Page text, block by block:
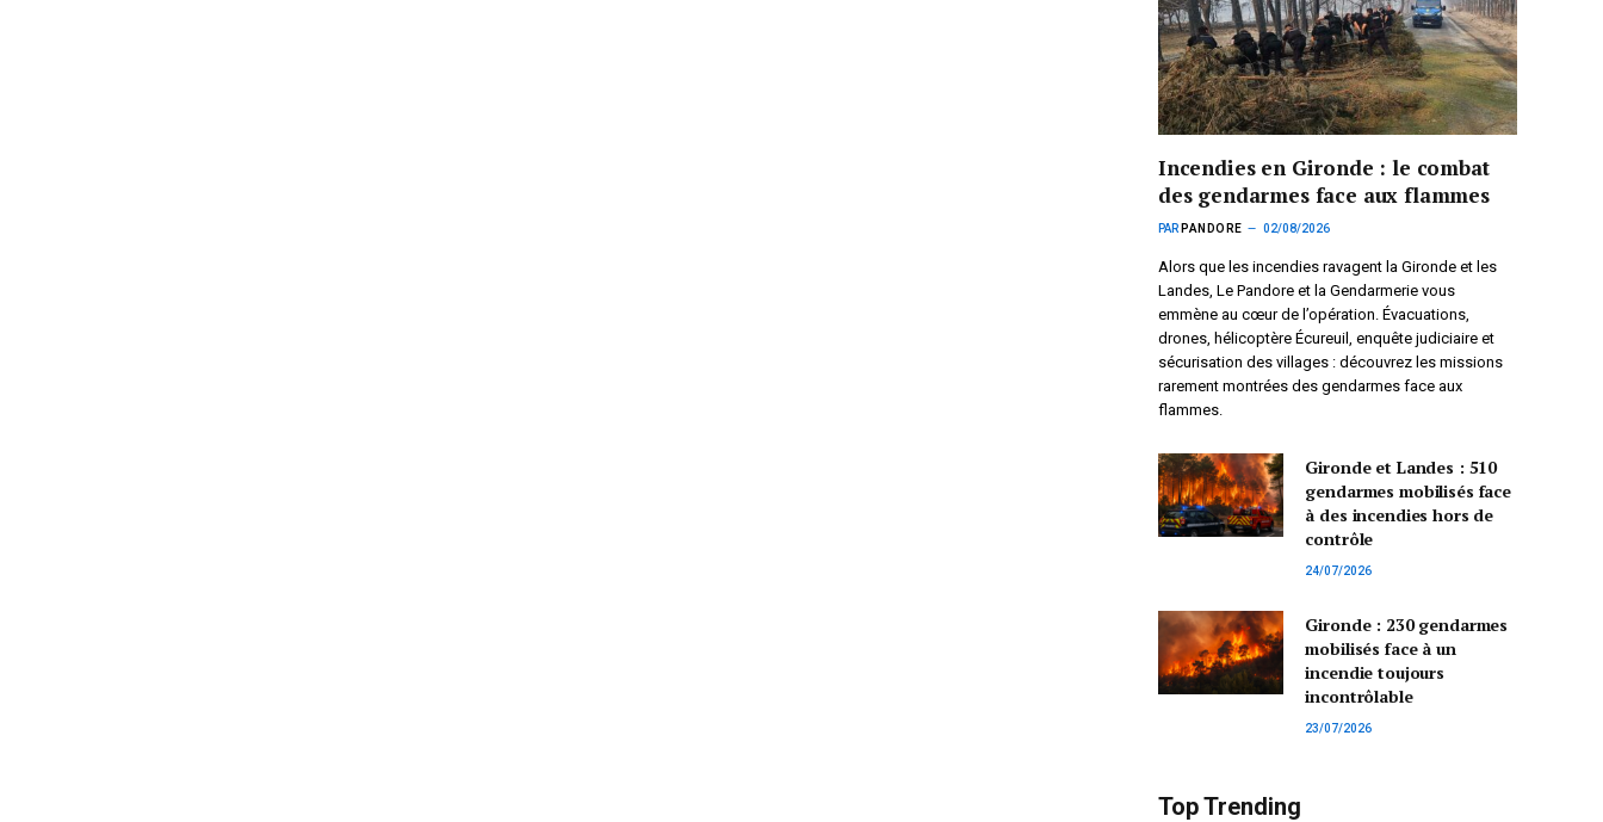
Incendies en Gironde : le combat
des gendarmes face aux flammes
PAR PANDORE 02/08/2026
Alors que les incendies ravagent la Gironde et les
Landes, Le Pandore et la Gendarmerie vous
emmène au cœur de l’opération. Évacuations,
drones, hélicoptère Écureuil, enquête judiciaire et
sécurisation des villages : découvrez les missions
rarement montrées des gendarmes face aux
flammes.
Gironde et Landes : 510
gendarmes mobilisés face
à des incendies hors de
contrôle
24/07/2026
Gironde : 230 gendarmes
mobilisés face à un
incendie toujours
incontrôlable
23/07/2026
Top Trending